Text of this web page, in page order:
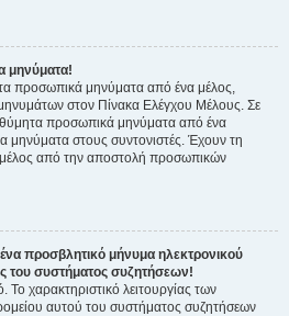
μηνύματα!
προσωπικά μηνύματα από ένα μέλος,
στον Πίνακα Ελέγχου Μέλους. Σε
προσωπικά μηνύματα από ένα
μηνύματα στους συντονιστές. Έχουν τη
από την αποστολή προσωπικών
προσβλητικό μήνυμα ηλεκτρονικού
του συστήματος συζητήσεων!
χαρακτηριστικό λειτουργίας των
αυτού του συστήματος συζητήσεων